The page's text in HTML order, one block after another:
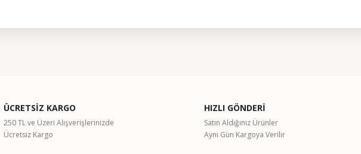
ÜCRETSİZ KARGO
250 TL ve Üzeri Alışverişlerinizde
Ücretsiz Kargo
HIZLI GÖNDERİ
Satın Aldığınız Ürünler
Aynı Gün Kargoya Verilir